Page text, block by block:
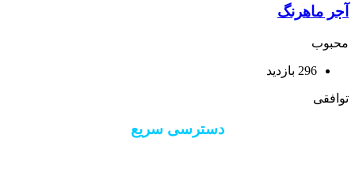
آجر ماهرنگ
محبوب
296 بازدید
توافقی
دسترسی سریع